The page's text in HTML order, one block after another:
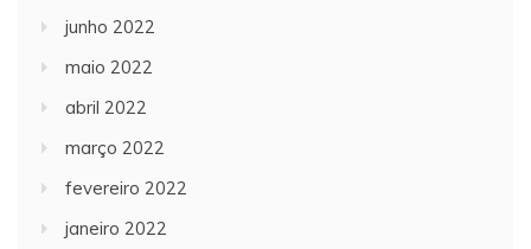
junho 2022
maio 2022
abril 2022
março 2022
fevereiro 2022
janeiro 2022